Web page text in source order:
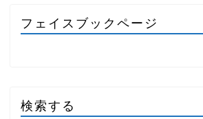
フェイスブックページ
検索する